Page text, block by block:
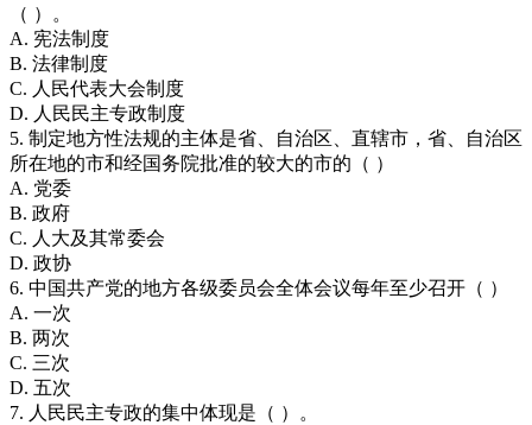
（ ）。
A. 宪法制度
B. 法律制度
C. 人民代表大会制度
D. 人民民主专政制度
5. 制定地方性法规的主体是省、自治区、直辖市，省、自治区
所在地的市和经国务院批准的较大的市的（ ）
A. 党委
B. 政府
C. 人大及其常委会
D. 政协
6. 中国共产党的地方各级委员会全体会议每年至少召开（ ）
A. 一次
B. 两次
C. 三次
D. 五次
7. 人民民主专政的集中体现是（ ）。